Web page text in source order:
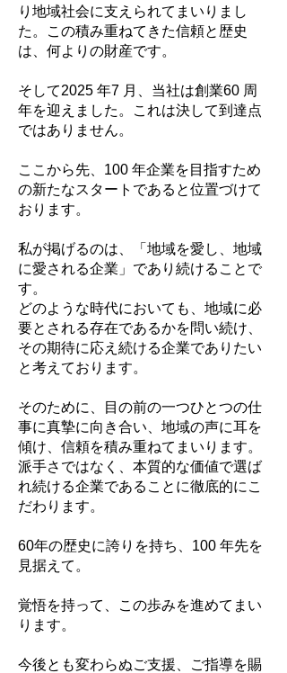
り地域社会に支えられてまいりまし
た。この積み重ねてきた信頼と歴史
は、何よりの財産です。
そして2025 年7 月、当社は創業60 周
年を迎えました。これは決して到達点
ではありません。
ここから先、100 年企業を目指すため
の新たなスタートであると位置づけて
おります。
私が掲げるのは、「地域を愛し、地域
に愛される企業」であり続けることで
す。
どのような時代においても、地域に必
要とされる存在であるかを問い続け、
その期待に応え続ける企業でありたい
と考えております。
そのために、目の前の一つひとつの仕
事に真摯に向き合い、地域の声に耳を
傾け、信頼を積み重ねてまいります。
派手さではなく、本質的な価値で選ば
れ続ける企業であることに徹底的にこ
だわります。
60年の歴史に誇りを持ち、100 年先を
見据えて。
覚悟を持って、この歩みを進めてまい
ります。
今後とも変わらぬご支援、ご指導を賜